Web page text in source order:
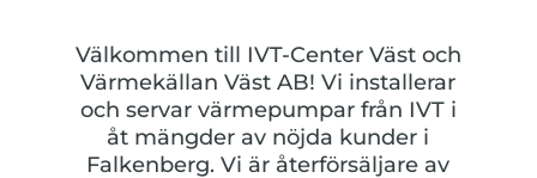
Välkommen till IVT-Center Väst och
Värmekällan Väst AB! Vi installerar
och servar värmepumpar från IVT i
åt mängder av nöjda kunder i
Falkenberg. Vi är återförsäljare av